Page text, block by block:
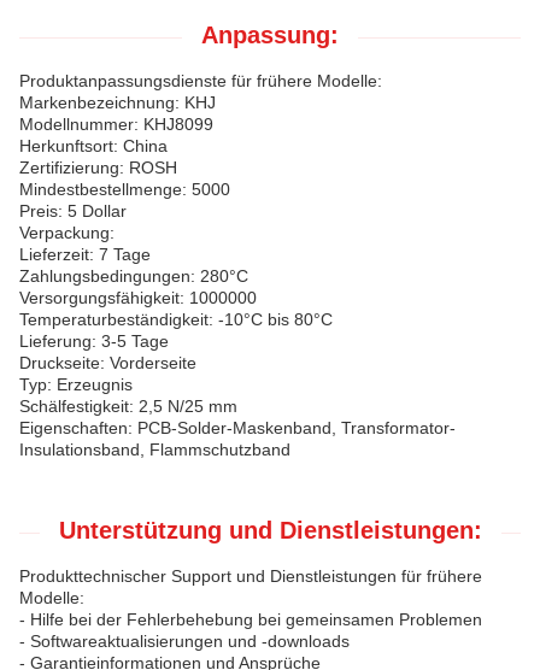
Anpassung:
Produktanpassungsdienste für frühere Modelle:
Markenbezeichnung: KHJ
Modellnummer: KHJ8099
Herkunftsort: China
Zertifizierung: ROSH
Mindestbestellmenge: 5000
Preis: 5 Dollar
Verpackung:
Lieferzeit: 7 Tage
Zahlungsbedingungen: 280°C
Versorgungsfähigkeit: 1000000
Temperaturbeständigkeit: -10°C bis 80°C
Lieferung: 3-5 Tage
Druckseite: Vorderseite
Typ: Erzeugnis
Schälfestigkeit: 2,5 N/25 mm
Eigenschaften: PCB-Solder-Maskenband, Transformator-
Insulationsband, Flammschutzband
Unterstützung und Dienstleistungen:
Produkttechnischer Support und Dienstleistungen für frühere
Modelle:
- Hilfe bei der Fehlerbehebung bei gemeinsamen Problemen
- Softwareaktualisierungen und -downloads
- Garantieinformationen und Ansprüche